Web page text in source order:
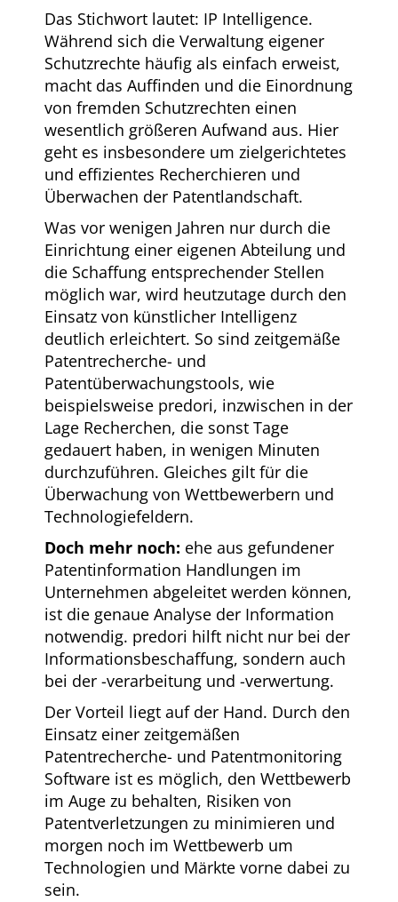
Das Stichwort lautet: IP Intelligence.
Während sich die Verwaltung eigener
Schutzrechte häufig als einfach erweist,
macht das Auffinden und die Einordnung
von fremden Schutzrechten einen
wesentlich größeren Aufwand aus. Hier
geht es insbesondere um zielgerichtetes
und effizientes Recherchieren und
Überwachen der Patentlandschaft.
Was vor wenigen Jahren nur durch die
Einrichtung einer eigenen Abteilung und
die Schaffung entsprechender Stellen
möglich war, wird heutzutage durch den
Einsatz von künstlicher Intelligenz
deutlich erleichtert. So sind zeitgemäße
Patentrecherche- und
Patentüberwachungstools, wie
beispielsweise predori, inzwischen in der
Lage Recherchen, die sonst Tage
gedauert haben, in wenigen Minuten
durchzuführen. Gleiches gilt für die
Überwachung von Wettbewerbern und
Technologiefeldern.
Doch mehr noch: ehe aus gefundener
Patentinformation Handlungen im
Unternehmen abgeleitet werden können,
ist die genaue Analyse der Information
notwendig. predori hilft nicht nur bei der
Informationsbeschaffung, sondern auch
bei der -verarbeitung und -verwertung.
Der Vorteil liegt auf der Hand. Durch den
Einsatz einer zeitgemäßen
Patentrecherche- und Patentmonitoring
Software ist es möglich, den Wettbewerb
im Auge zu behalten, Risiken von
Patentverletzungen zu minimieren und
morgen noch im Wettbewerb um
Technologien und Märkte vorne dabei zu
sein.